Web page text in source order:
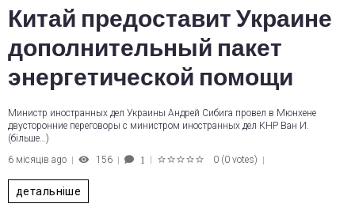
Китай предоставит Украине
дополнительный пакет
энергетической помощи
Министр иностранных дел Украины Андрей Сибига провел в Мюнхене
двусторонние переговоры с министром иностранных дел КНР Ван И.
(більше…)
6 місяців ago
156 1 0 (0 votes)
детальніше